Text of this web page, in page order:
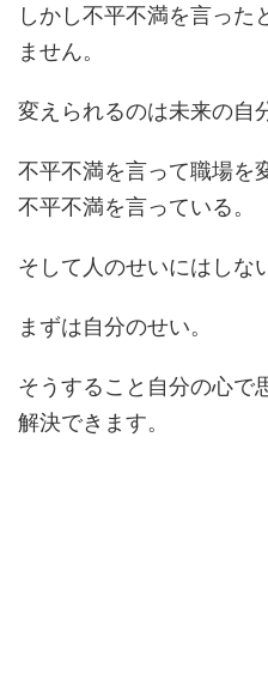
しかし不平不満を言った
ません。
変えられるのは未来の自
不平不満を言って職場を
不平不満を言っている。
そして人のせいにはしな
まずは自分のせい。
そうすること自分の心で
解決できます。